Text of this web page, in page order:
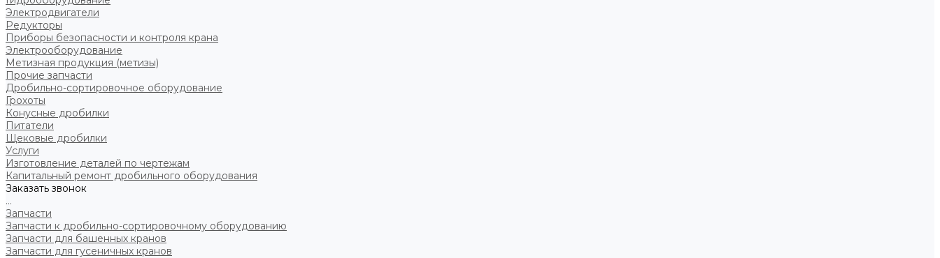
Электродвигатели
Редукторы
Приборы безопасности и контроля крана
Электрооборудование
Метизная продукция (метизы)
Прочие запчасти
Дробильно-сортировочное оборудование
Грохоты
Конусные дробилки
Питатели
Щековые дробилки
Услуги
Изготовление деталей по чертежам
Капитальный ремонт дробильного оборудования
Заказать звонок
...
Запчасти
Запчасти к дробильно-сортировочному оборудованию
Запчасти для башенных кранов
Запчасти для гусеничных кранов